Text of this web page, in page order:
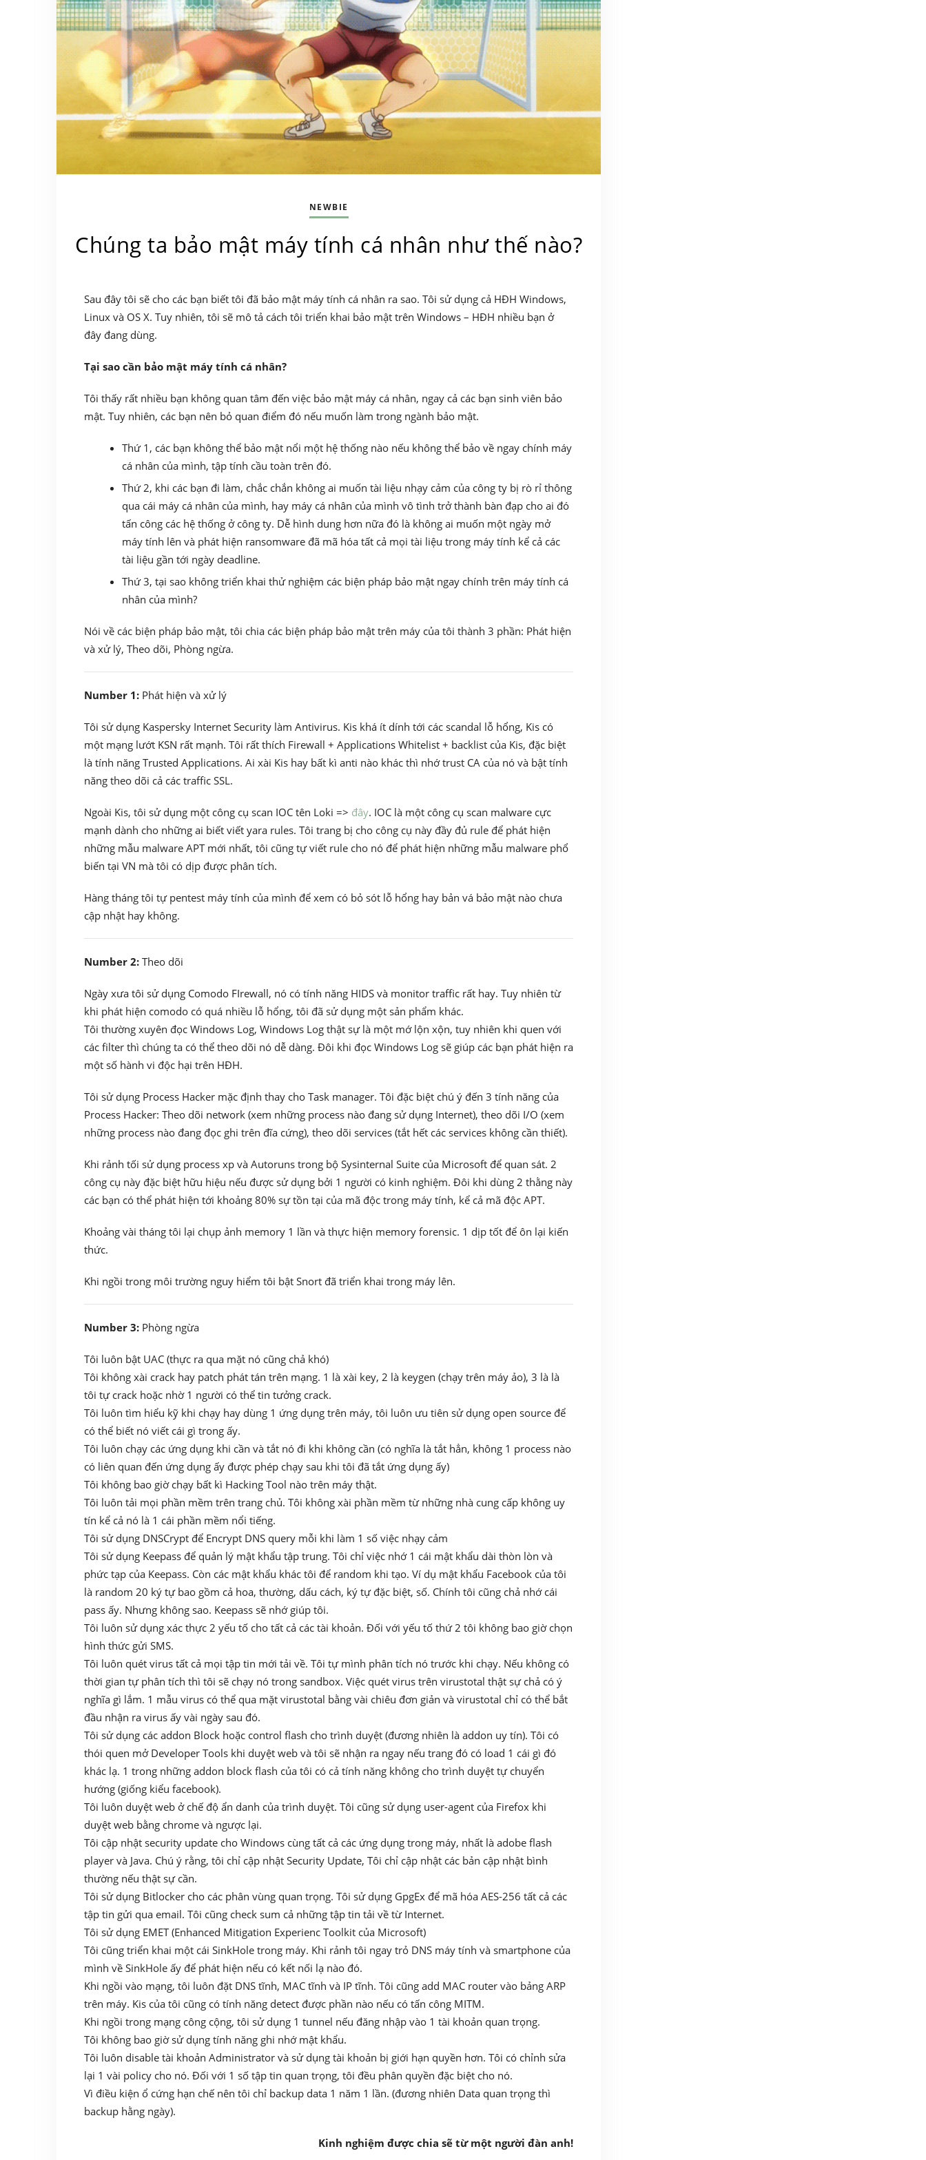
NEWBIE
Chúng ta bảo mật máy tính cá nhân như thế nào?
Sau đây tôi sẽ cho các bạn biết tôi đã bảo mật máy tính cá nhân ra sao. Tôi sử dụng cả HĐH Windows,
Linux và OS X. Tuy nhiên, tôi sẽ mô tả cách tôi triển khai bảo mật trên Windows – HĐH nhiều bạn ở
đây đang dùng.
Tại sao cần bảo mật máy tính cá nhân?
Tôi thấy rất nhiều bạn không quan tâm đến việc bảo mật máy cá nhân, ngay cả các bạn sinh viên bảo
mật. Tuy nhiên, các bạn nên bỏ quan điểm đó nếu muốn làm trong ngành bảo mật.
Thứ 1, các bạn không thể bảo mật nổi một hệ thống nào nếu không thể bảo về ngay chính máy
cá nhân của mình, tập tính cầu toàn trên đó.
Thứ 2, khi các bạn đi làm, chắc chắn không ai muốn tài liệu nhạy cảm của công ty bị rò rỉ thông
qua cái máy cá nhân của mình, hay máy cá nhân của mình vô tình trở thành bàn đạp cho ai đó
tấn công các hệ thống ở công ty. Dễ hình dung hơn nữa đó là không ai muốn một ngày mở
máy tính lên và phát hiện ransomware đã mã hóa tất cả mọi tài liệu trong máy tính kể cả các
tài liệu gần tới ngày deadline.
Thứ 3, tại sao không triển khai thử nghiệm các biện pháp bảo mật ngay chính trên máy tính cá
nhân của mình?
Nói về các biện pháp bảo mật, tôi chia các biện pháp bảo mật trên máy của tôi thành 3 phần: Phát hiện
và xử lý, Theo dõi, Phòng ngừa.
Number 1: Phát hiện và xử lý
Tôi sử dụng Kaspersky Internet Security làm Antivirus. Kis khá ít dính tới các scandal lỗ hổng, Kis có
một mạng lướt KSN rất mạnh. Tôi rất thích Firewall + Applications Whitelist + backlist của Kis, đặc biệt
là tính năng Trusted Applications. Ai xài Kis hay bất kì anti nào khác thì nhớ trust CA của nó và bật tính
năng theo dõi cả các traffic SSL.
Ngoài Kis, tôi sử dụng một công cụ scan IOC tên Loki => đây. IOC là một công cụ scan malware cực
mạnh dành cho những ai biết viết yara rules. Tôi trang bị cho công cụ này đầy đủ rule để phát hiện
những mẫu malware APT mới nhất, tôi cũng tự viết rule cho nó để phát hiện những mẫu malware phổ
biến tại VN mà tôi có dịp được phân tích.
Hàng tháng tôi tự pentest máy tính của mình để xem có bỏ sót lỗ hổng hay bản vá bảo mật nào chưa
cập nhật hay không.
Number 2: Theo dõi
Ngày xưa tôi sử dụng Comodo FIrewall, nó có tính năng HIDS và monitor traffic rất hay. Tuy nhiên từ
khi phát hiện comodo có quá nhiều lỗ hổng, tôi đã sử dụng một sản phẩm khác.
Tôi thường xuyên đọc Windows Log, Windows Log thật sự là một mớ lộn xộn, tuy nhiên khi quen với
các filter thì chúng ta có thể theo dõi nó dễ dàng. Đôi khi đọc Windows Log sẽ giúp các bạn phát hiện ra
một số hành vi độc hại trên HĐH.
Tôi sử dụng Process Hacker mặc định thay cho Task manager. Tôi đặc biệt chú ý đến 3 tính năng của
Process Hacker: Theo dõi network (xem những process nào đang sử dụng Internet), theo dõi I/O (xem
những process nào đang đọc ghi trên đĩa cứng), theo dõi services (tắt hết các services không cần thiết).
Khi rảnh tối sử dụng process xp và Autoruns trong bộ Sysinternal Suite của Microsoft để quan sát. 2
công cụ này đặc biệt hữu hiệu nếu được sử dụng bởi 1 người có kinh nghiệm. Đôi khi dùng 2 thằng này
các bạn có thể phát hiện tới khoảng 80% sự tồn tại của mã độc trong máy tính, kể cả mã độc APT.
Khoảng vài tháng tôi lại chụp ảnh memory 1 lần và thực hiện memory forensic. 1 dịp tốt để ôn lại kiến
thức.
Khi ngồi trong môi trường nguy hiểm tôi bật Snort đã triển khai trong máy lên.
Number 3: Phòng ngừa
Tôi luôn bật UAC (thực ra qua mặt nó cũng chả khó)
Tôi không xài crack hay patch phát tán trên mạng. 1 là xài key, 2 là keygen (chạy trên máy ảo), 3 là là
tôi tự crack hoặc nhờ 1 người có thể tin tưởng crack.
Tôi luôn tìm hiểu kỹ khi chạy hay dùng 1 ứng dụng trên máy, tôi luôn ưu tiên sử dụng open source để
có thể biết nó viết cái gì trong ấy.
Tôi luôn chạy các ứng dụng khi cần và tắt nó đi khi không cần (có nghĩa là tắt hẳn, không 1 process nào
có liên quan đến ứng dụng ấy được phép chạy sau khi tôi đã tắt ứng dụng ấy)
Tôi không bao giờ chạy bất kì Hacking Tool nào trên máy thật.
Tôi luôn tải mọi phần mềm trên trang chủ. Tôi không xài phần mềm từ những nhà cung cấp không uy
tín kể cả nó là 1 cái phần mềm nổi tiếng.
Tôi sử dụng DNSCrypt để Encrypt DNS query mỗi khi làm 1 số việc nhạy cảm
Tôi sử dụng Keepass để quản lý mật khẩu tập trung. Tôi chỉ việc nhớ 1 cái mật khẩu dài thòn lòn và
phức tạp của Keepass. Còn các mật khẩu khác tôi để random khi tạo. Ví dụ mật khẩu Facebook của tôi
là random 20 ký tự bao gồm cả hoa, thường, dấu cách, ký tự đặc biệt, số. Chính tôi cũng chả nhớ cái
pass ấy. Nhưng không sao. Keepass sẽ nhớ giúp tôi.
Tôi luôn sử dụng xác thực 2 yếu tố cho tất cả các tài khoản. Đối với yếu tố thứ 2 tôi không bao giờ chọn
hình thức gửi SMS.
Tôi luôn quét virus tất cả mọi tập tin mới tải về. Tôi tự mình phân tích nó trước khi chạy. Nếu không có
thời gian tự phân tích thì tôi sẽ chạy nó trong sandbox. Việc quét virus trên virustotal thật sự chả có ý
nghĩa gì lắm. 1 mẫu virus có thể qua mặt virustotal bằng vài chiêu đơn giản và virustotal chỉ có thể bắt
đầu nhận ra virus ấy vài ngày sau đó.
Tôi sử dụng các addon Block hoặc control flash cho trình duyệt (đương nhiên là addon uy tín). Tôi có
thói quen mở Developer Tools khi duyệt web và tôi sẽ nhận ra ngay nếu trang đó có load 1 cái gì đó
khác lạ. 1 trong những addon block flash của tôi có cả tính năng không cho trình duyệt tự chuyển
hướng (giống kiểu facebook).
Tôi luôn duyệt web ở chế độ ẩn danh của trình duyệt. Tôi cũng sử dụng user-agent của Firefox khi
duyệt web bằng chrome và ngược lại.
Tôi cập nhật security update cho Windows cùng tất cả các ứng dụng trong máy, nhất là adobe flash
player và Java. Chú ý rằng, tôi chỉ cập nhật Security Update, Tôi chỉ cập nhật các bản cập nhật bình
thường nếu thật sự cần.
Tôi sử dụng Bitlocker cho các phân vùng quan trọng. Tôi sử dụng GpgEx để mã hóa AES-256 tất cả các
tập tin gửi qua email. Tôi cũng check sum cả những tập tin tải về từ Internet.
Tôi sử dụng EMET (Enhanced Mitigation Experienc Toolkit của Microsoft)
Tôi cũng triển khai một cái SinkHole trong máy. Khi rảnh tôi ngay trỏ DNS máy tính và smartphone của
mình về SinkHole ấy để phát hiện nếu có kết nối lạ nào đó.
Khi ngồi vào mạng, tôi luôn đặt DNS tĩnh, MAC tĩnh và IP tĩnh. Tôi cũng add MAC router vào bảng ARP
trên máy. Kis của tôi cũng có tính năng detect được phần nào nếu có tấn công MITM.
Khi ngồi trong mạng công cộng, tôi sử dụng 1 tunnel nếu đăng nhập vào 1 tài khoản quan trọng.
Tôi không bao giờ sử dụng tính năng ghi nhớ mật khẩu.
Tôi luôn disable tài khoản Administrator và sử dụng tài khoản bị giới hạn quyền hơn. Tôi có chỉnh sửa
lại 1 vài policy cho nó. Đối với 1 số tập tin quan trọng, tôi đều phân quyền đặc biệt cho nó.
Vì điều kiện ổ cứng hạn chế nên tôi chỉ backup data 1 năm 1 lần. (đương nhiên Data quan trọng thì
backup hằng ngày).
Kinh nghiệm được chia sẽ từ một người đàn anh!